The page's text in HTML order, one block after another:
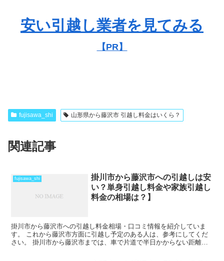
安い引越し業者を見てみる
【PR】
fujisawa_shi 山形県から藤沢市 引越し料金はいくら？
関連記事
fujisawa_shi
掛川市から藤沢市への引越しは安
い？単身引越し料金や家族引越し
料金の相場は？】
掛川市から藤沢市への引越し料金相場・口コミ情報を紹介していま
す。 これから藤沢市方面に引越し予定のある人は、参考にしてくだ
さい。 掛川市から藤沢市までは、車で片道で半日かからない距離に